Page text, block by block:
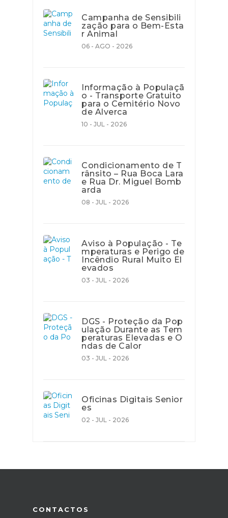
Campanha de Sensibili
zação para o Bem-Esta
r Animal
06 - AGO - 2026
Informação à Populaçã
o - Transporte Gratuito
para o Cemitério Novo
de Alverca
10 - JUL - 2026
Condicionamento de T
rânsito – Rua Boca Lara
e Rua Dr. Miguel Bomb
arda
08 - JUL - 2026
Aviso à População - Te
mperaturas e Perigo de
Incêndio Rural Muito El
evados
03 - JUL - 2026
DGS - Proteção da Pop
ulação Durante as Tem
peraturas Elevadas e O
ndas de Calor
03 - JUL - 2026
Oficinas Digitais Senior
es
02 - JUL - 2026
CONTACTOS